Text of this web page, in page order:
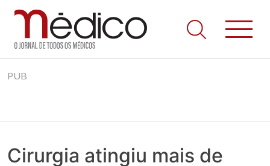
to
Jornal Médico
Médico – O Jornal de Todos os Médicos. Onde as notícias
realmente contam! Tudo o que se passa na Saúde!
PUB
Cirurgia atingiu mais de